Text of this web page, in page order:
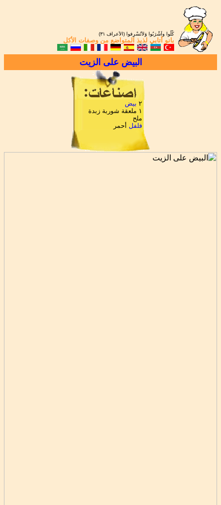
كُلُوا واَشْرَبُوا وَلاَتُسْرِفوا (الأعراف ٣١)
بانو أتابي لذيذ المتواضع من وصفات الأكل
البيض على الزيت
٢ بيض
١ ملعقة شوربة زبدة
ملح
فلفل أحمر